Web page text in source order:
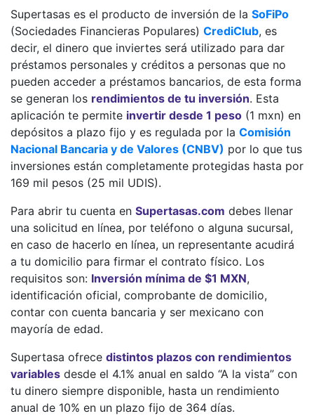
Supertasas es el producto de inversión de la SoFiPo
(Sociedades Financieras Populares) CrediClub, es
decir, el dinero que inviertes será utilizado para dar
préstamos personales y créditos a personas que no
pueden acceder a préstamos bancarios, de esta forma
se generan los rendimientos de tu inversión. Esta
aplicación te permite invertir desde 1 peso (1 mxn) en
depósitos a plazo fijo y es regulada por la Comisión
Nacional Bancaria y de Valores (CNBV) por lo que tus
inversiones están completamente protegidas hasta por
169 mil pesos (25 mil UDIS).
Para abrir tu cuenta en Supertasas.com debes llenar
una solicitud en línea, por teléfono o alguna sucursal,
en caso de hacerlo en línea, un representante acudirá
a tu domicilio para firmar el contrato físico. Los
requisitos son: Inversión mínima de $1 MXN,
identificación oficial, comprobante de domicilio,
contar con cuenta bancaria y ser mexicano con
mayoría de edad.
Supertasa ofrece distintos plazos con rendimientos
variables desde el 4.1% anual en saldo “A la vista” con
tu dinero siempre disponible, hasta un rendimiento
anual de 10% en un plazo fijo de 364 días.